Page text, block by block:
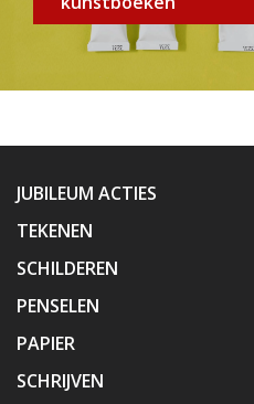
JUBILEUM ACTIES
TEKENEN
SCHILDEREN
PENSELEN
PAPIER
SCHRIJVEN